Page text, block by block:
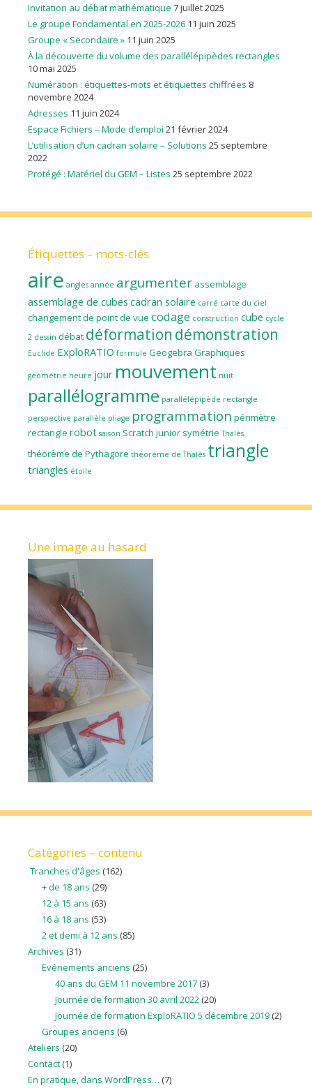
Invitation au débat mathématique 7 juillet 2025
Le groupe Fondamental en 2025-2026 11 juin 2025
Groupe « Secondaire » 11 juin 2025
À la découverte du volume des parallélépipèdes rectangles
10 mai 2025
Numération : étiquettes-mots et étiquettes chiffrées 8
novembre 2024
Adresses 11 juin 2024
Espace Fichiers – Mode d’emploi 21 février 2024
L’utilisation d’un cadran solaire – Solutions 25 septembre
2022
Protégé : Matériel du GEM – Listes 25 septembre 2022
Étiquettes – mots-clés
aire angles année argumenter assemblage
assemblage de cubes cadran solaire carré carte du ciel
changement de point de vue codage construction cube cycle
2 dessin débat déformation démonstration
Euclide ExploRATIO formule Geogebra Graphiques
géométrie heure jour mouvement nuit
parallélogramme parallélépipède rectangle
perspective parallèle pliage programmation périmètre
rectangle robot saison Scratch junior symétrie Thalès
théorème de Pythagore théorème de Thalès triangle
triangles étoile
Une image au hasard
Catégories – contenu
Tranches d'âges (162)
+ de 18 ans (29)
12 à 15 ans (63)
16 à 18 ans (53)
2 et demi à 12 ans (85)
Archives (31)
Evénements anciens (25)
40 ans du GEM 11 novembre 2017 (3)
Journée de formation 30 avril 2022 (20)
Journée de formation ExploRATIO 5 décembre 2019 (2)
Groupes anciens (6)
Ateliers (20)
Contact (1)
En pratique, dans WordPress… (7)